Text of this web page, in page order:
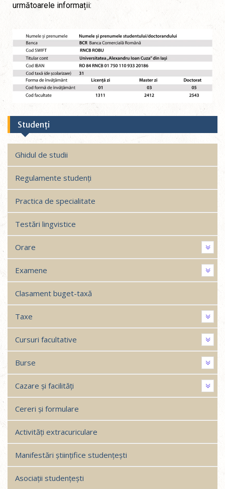
următoarele informații:
Studenți
Ghidul de studii
Regulamente studenți
Practica de specialitate
Testări lingvistice
Orare
Examene
Clasament buget-taxă
Taxe
Cursuri facultative
Burse
Cazare și facilități
Cereri și formulare
Activități extracuriculare
Manifestări științifice studențești
Asociații studențești